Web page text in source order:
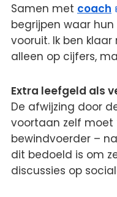
Samen met coach
begrijpen waar hun
vooruit. Ik ben
alleen op cijfers,
Extra leefgeld als
De afwijzing door
voortaan zelf moet
bewindvoerder –
dit bedoeld is om
discussies op